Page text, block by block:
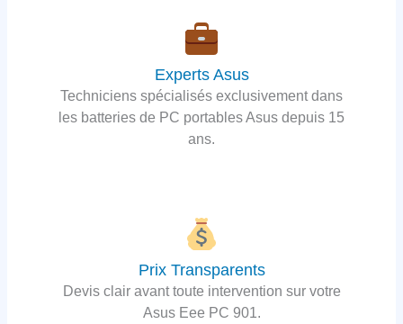
Experts Asus
Techniciens spécialisés exclusivement dans
les batteries de PC portables Asus depuis 15
ans.
Prix Transparents
Devis clair avant toute intervention sur votre
Asus Eee PC 901.